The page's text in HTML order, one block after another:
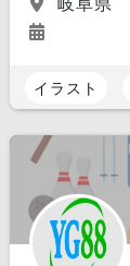
イラスト